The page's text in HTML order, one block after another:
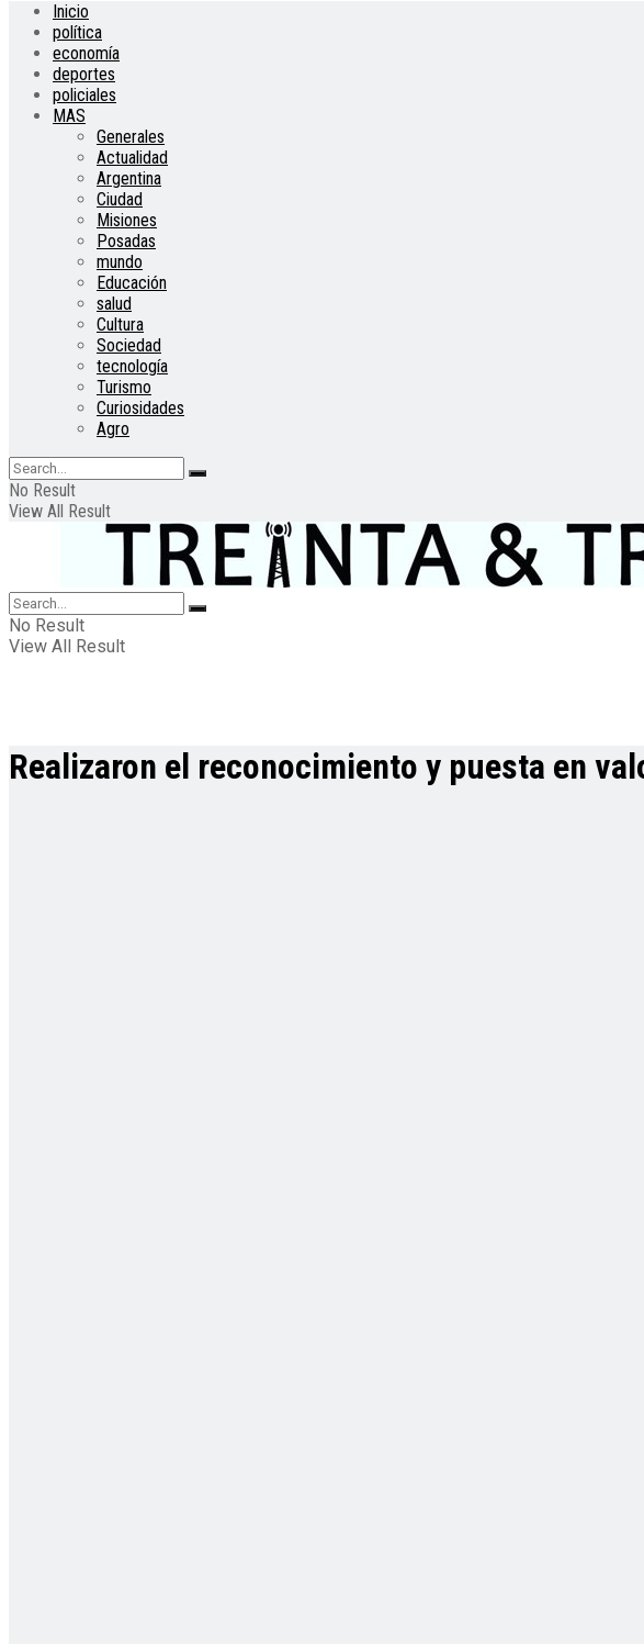
Inicio
política
economía
deportes
policiales
MAS
Generales
Actualidad
Argentina
Ciudad
Misiones
Posadas
mundo
Educación
salud
Cultura
Sociedad
tecnología
Turismo
Curiosidades
Agro
No Result
View All Result
No Result
View All Result
Realizaron el reconocimiento y puesta en